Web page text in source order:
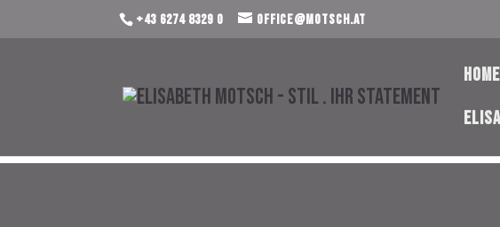
+43 6274 8329 0 office@motsch.at
HOME